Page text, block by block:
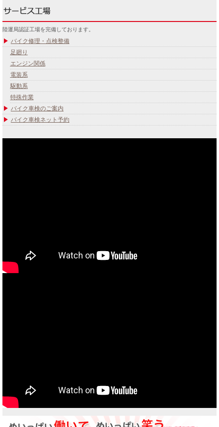
陸運局認証工場を完備しております。
バイク修理・点検整備
足廻り
エンジン関係
電装系
駆動系
特殊作業
バイク車検のご案内
バイク車検ネット予約